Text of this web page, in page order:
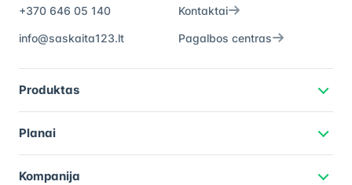
+370 646 05 140
info@saskaita123.lt
Kontaktai
Pagalbos centras
Produktas
Planai
Kompanija